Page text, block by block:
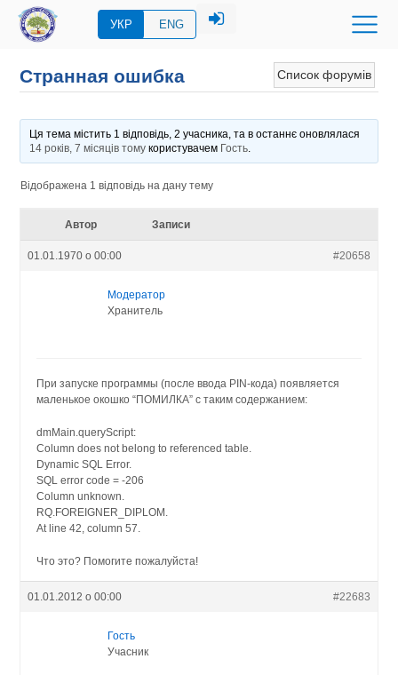
УКР ENG
Список форумів
Странная ошибка
Ця тема містить 1 відповідь, 2 учасника, та в останнє оновлялася
14 років, 7 місяців томукористувачем Гость.
Відображена 1 відповідь на дану тему
Автор Записи
01.01.1970 о 00:00 #20658
Модератор
Хранитель
При запуске программы (после ввода PIN-кода) появляется
маленькое окошко “ПОМИЛКА” с таким содержанием:
dmMain.queryScript:
Column does not belong to referenced table.
Dynamic SQL Error.
SQL error code = -206
Column unknown.
RQ.FOREIGNER_DIPLOM.
At line 42, column 57.
Что это? Помогите пожалуйста!
01.01.2012 о 00:00 #22683
Гость
Учасник